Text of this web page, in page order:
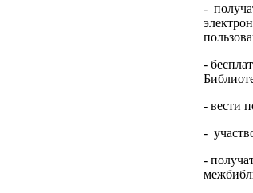
-
-
- вести
-
-